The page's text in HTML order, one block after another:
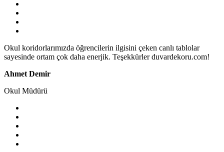
Okul koridorlarımızda öğrencilerin ilgisini çeken canlı tablolar
sayesinde ortam çok daha enerjik. Teşekkürler duvardekoru.com!
Ahmet Demir
Okul Müdürü